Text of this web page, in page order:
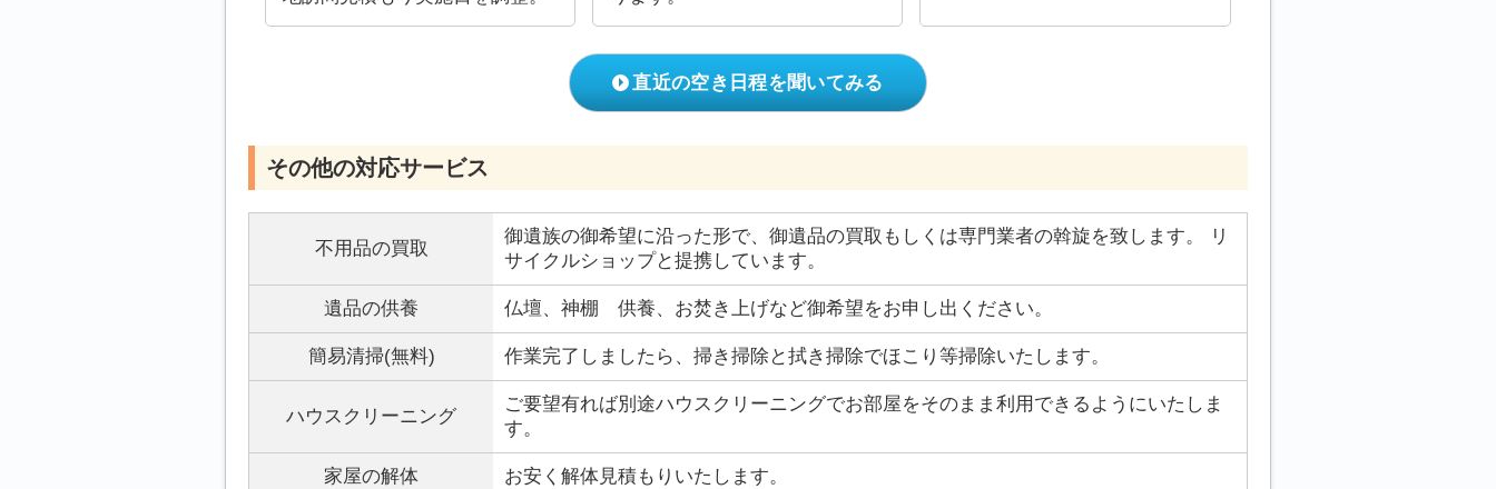
直近の空き日程を聞いてみる
その他の対応サービス
不用品の買取
御遺族の御希望に沿った形で、御遺品の買取もしくは専門業者の斡旋を致します。 リ
サイクルショップと提携しています。
遺品の供養 仏壇、神棚 供養、お焚き上げなど御希望をお申し出ください。
簡易清掃(無料) 作業完了しましたら、掃き掃除と拭き掃除でほこり等掃除いたします。
ハウスクリーニング
ご要望有れば別途ハウスクリーニングでお部屋をそのまま利用できるようにいたしま
す。
家屋の解体 お安く解体見積もりいたします。